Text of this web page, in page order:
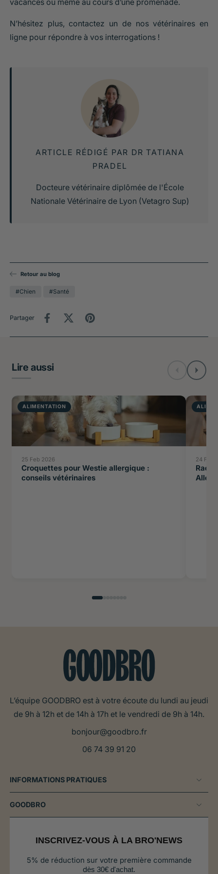
N’hésitez plus, contactez un de nos vétérinaires en
ligne pour répondre à vos interrogations !
ARTICLE RÉDIGÉ PAR DR TATIANA
PRADEL
Docteure vétérinaire diplômée de l'École
Nationale Vétérinaire de Lyon (Vetagro Sup)
Retour au blog
#Chien #Santé
Partager
Lire aussi
ALIMENTATION
25 Feb 2026
Croquettes pour Westie allergique :
conseils vétérinaires
24 Feb
L’équipe GOODBRO est à votre écoute du lundi au jeudi
de 9h à 12h et de 14h à 17h et le vendredi de 9h à 14h.
bonjour@goodbro.fr
06 74 39 91 20
INFORMATIONS PRATIQUES
GOODBRO
INSCRIVEZ-VOUS À LA BRO'NEWS
5% de réduction sur votre première commande
dès 30€ d'achat.